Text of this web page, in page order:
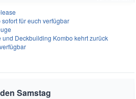
für euch verfügbar
und Deckbuilding Kombo kehrt zurück
Samstag